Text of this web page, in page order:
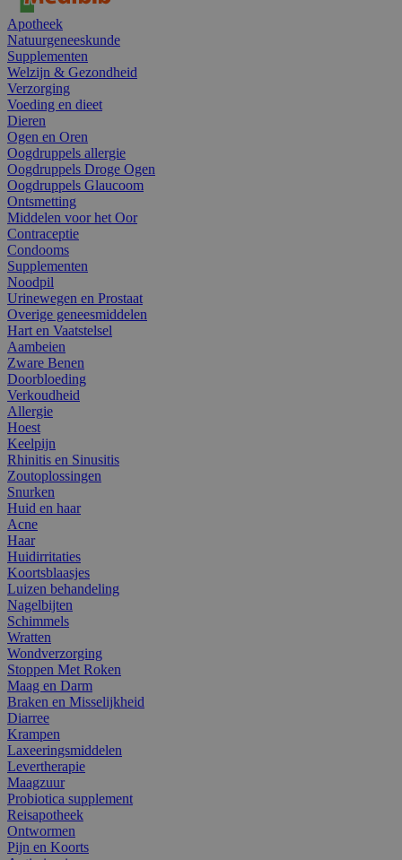
Apotheek
Natuurgeneeskunde
Supplementen
Welzijn & Gezondheid
Verzorging
Voeding en dieet
Dieren
Ogen en Oren
Oogdruppels allergie
Oogdruppels Droge Ogen
Oogdruppels Glaucoom
Ontsmetting
Middelen voor het Oor
Contraceptie
Condooms
Supplementen
Noodpil
Urinewegen en Prostaat
Overige geneesmiddelen
Hart en Vaatstelsel
Aambeien
Zware Benen
Doorbloeding
Verkoudheid
Allergie
Hoest
Keelpijn
Rhinitis en Sinusitis
Zoutoplossingen
Snurken
Huid en haar
Acne
Haar
Huidirritaties
Koortsblaasjes
Luizen behandeling
Nagelbijten
Schimmels
Wratten
Wondverzorging
Stoppen Met Roken
Maag en Darm
Braken en Misselijkheid
Diarree
Krampen
Laxeeringsmiddelen
Levertherapie
Maagzuur
Probiotica supplement
Reisapotheek
Ontwormen
Pijn en Koorts